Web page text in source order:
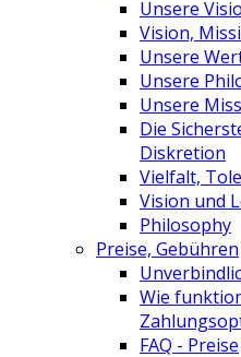
Unsere
Vision,
Unsere
Unsere
Unsere
Die
Diskretion
Vielfalt,
Vision und
Philosophy
Preise, Gebühren
Wie
FAQ - Preise